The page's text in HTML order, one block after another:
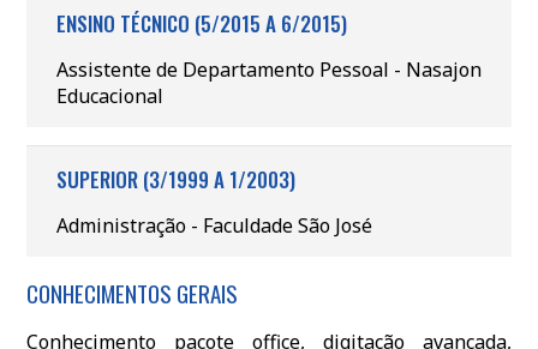
ENSINO TÉCNICO (5/2015 A 6/2015)
Assistente de Departamento Pessoal - Nasajon
Educacional
SUPERIOR (3/1999 A 1/2003)
Administração - Faculdade São José
CONHECIMENTOS GERAIS
Conhecimento pacote office, digitação avançada,